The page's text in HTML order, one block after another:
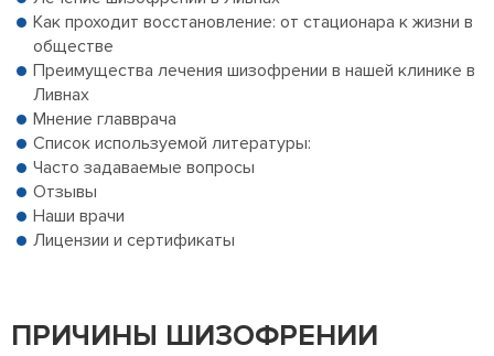
Как проходит восстановление: от стационара к жизни в
обществе
Преимущества лечения шизофрении в нашей клинике в
Ливнах
Мнение главврача
Список используемой литературы:
Часто задаваемые вопросы
Отзывы
Наши врачи
Лицензии и сертификаты
ПРИЧИНЫ ШИЗОФРЕНИИ